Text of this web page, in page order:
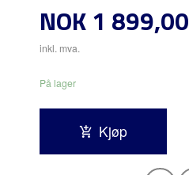
Pris
NOK1 899,00
inkl. mva.
På lager
Kjøp